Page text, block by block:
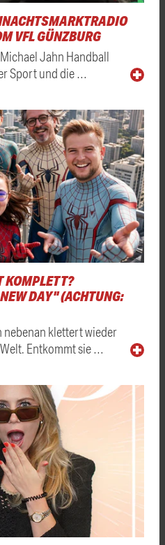
VFL GÜNZBURG
Jahn Handball
Sport und die …
KOMPLETT?
DAY" (ACHTUNG:
nebenan klettert wieder
Entkommt sie …